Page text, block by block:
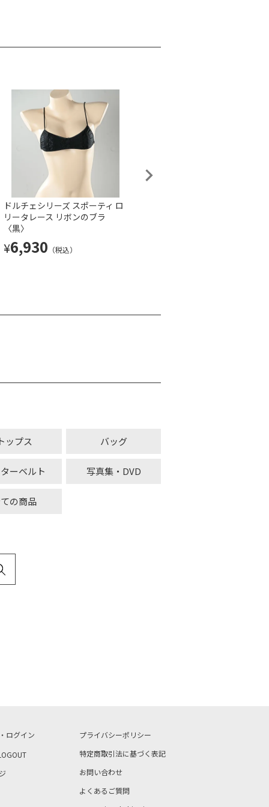
ドルチェシリーズ スポーティ ロ
リータレース リボンのブラ
〈黒〉
¥6,930 （税込）
ップス バッグ
ーベルト 写真集・DVD
の商品
ログイン
プライバシーポリシー
特定商取引法に基づく表記
お問い合わせ
よくあるご質問